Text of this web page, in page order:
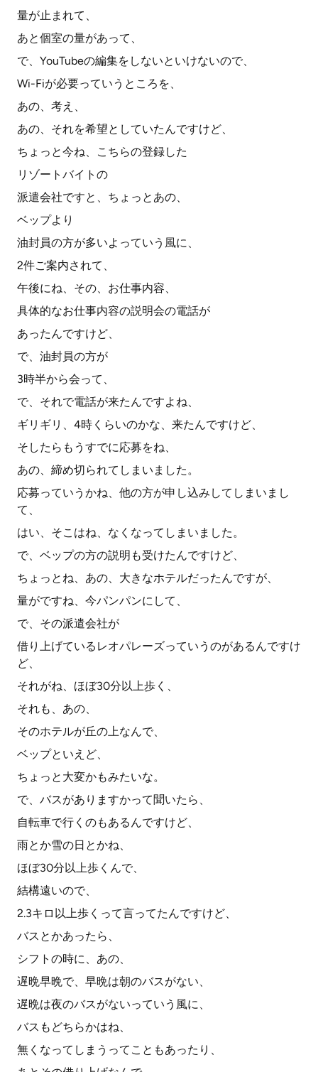
量が止まれて、
あと個室の量があって、
で、YouTubeの編集をしないといけないので、
Wi-Fiが必要っていうところを、
あの、考え、
あの、それを希望としていたんですけど、
ちょっと今ね、こちらの登録した
リゾートバイトの
派遣会社ですと、ちょっとあの、
ベップより
油封員の方が多いよっていう風に、
2件ご案内されて、
午後にね、その、お仕事内容、
具体的なお仕事内容の説明会の電話が
あったんですけど、
で、油封員の方が
3時半から会って、
で、それで電話が来たんですよね、
ギリギリ、4時くらいのかな、来たんですけど、
そしたらもうすでに応募をね、
あの、締め切られてしまいました。
応募っていうかね、他の方が申し込みしてしまいまし
て、
はい、そこはね、なくなってしまいました。
で、ベップの方の説明も受けたんですけど、
ちょっとね、あの、大きなホテルだったんですが、
量がですね、今パンパンにして、
で、その派遣会社が
借り上げているレオパレーズっていうのがあるんですけ
ど、
それがね、ほぼ30分以上歩く、
それも、あの、
そのホテルが丘の上なんで、
ベップといえど、
ちょっと大変かもみたいな。
で、バスがありますかって聞いたら、
自転車で行くのもあるんですけど、
雨とか雪の日とかね、
ほぼ30分以上歩くんで、
結構遠いので、
2.3キロ以上歩くって言ってたんですけど、
バスとかあったら、
シフトの時に、あの、
遅晩早晩で、早晩は朝のバスがない、
遅晩は夜のバスがないっていう風に、
バスもどちらかはね、
無くなってしまうってこともあったり、